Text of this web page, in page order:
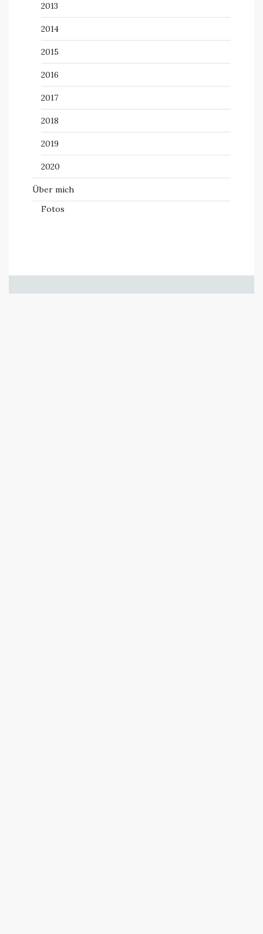
2013
2014
2015
2016
2017
2018
2019
2020
Über mich
Fotos